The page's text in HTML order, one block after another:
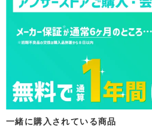
一緒に購入されている商品